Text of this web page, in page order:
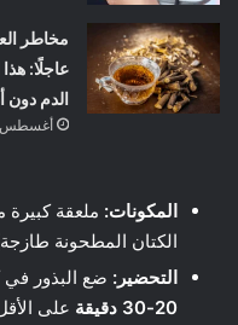
مخاطر
عاجلًا:
الدم دون
أغسطس 6,
المكونات: ملعقة كبيرة
الكتان المطحونة
التحضير: ضع البذور في كوب ماء
20-30 دقيقة
على